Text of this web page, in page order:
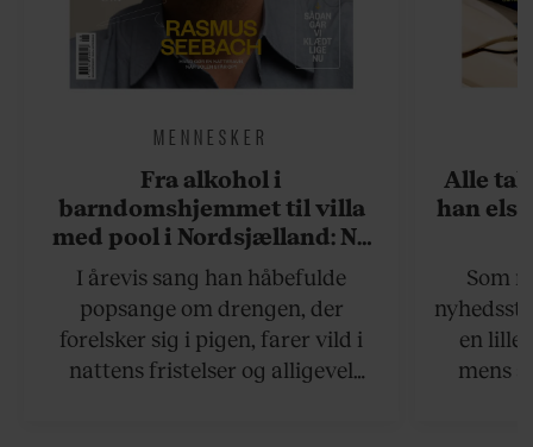
MENNESKER
Fra alkohol i
barndomshjemmet til villa
med pool i Nordsjælland: Nu
skal du høre sandheden om
Rasmus Seebach
I årevis sang han håbefulde
popsange om drengen, der
forelsker sig i pigen, farer vild i
nattens fristelser og alligevel
Alle
han
Som
en lille
mens